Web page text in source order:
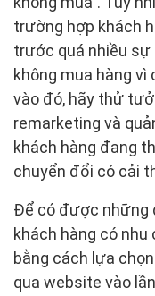
trường hợp khách
trước quá nhiều sự
không mua hàng
vào đó, hãy thử
remarketing và
khách hàng đang
chuyển đổi có cải
Để có được những
khách hàng có
bằng cách lựa
qua website vào